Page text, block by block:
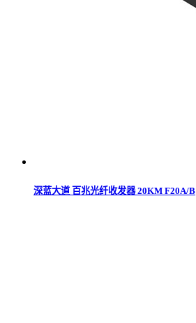
深蓝大道 百兆光纤收发器 20KM F20A/B